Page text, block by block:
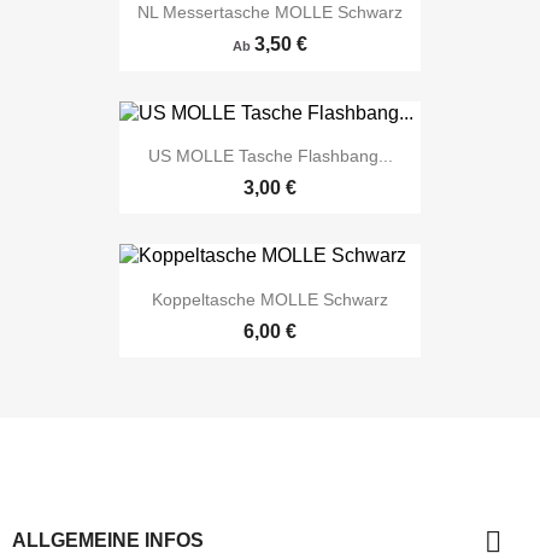
NL Messertasche MOLLE Schwarz
Ab 3,50 €
US MOLLE Tasche Flashbang...
3,00 €
Koppeltasche MOLLE Schwarz
6,00 €
ALLGEMEINE INFOS 